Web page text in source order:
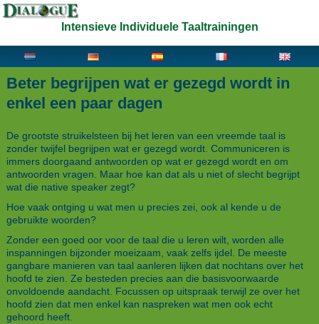
Intensieve Individuele Taaltrainingen
Beter begrijpen wat er gezegd wordt in
enkel een paar dagen
De grootste struikelsteen bij het leren van een vreemde taal is
zonder twijfel begrijpen wat er gezegd wordt. Communiceren is
immers doorgaand antwoorden op wat er gezegd wordt en om
antwoorden vragen. Maar hoe kan dat als u niet of slecht begrijpt
wat die native speaker zegt?
Hoe vaak ontging u wat men u precies zei, ook al kende u de
gebruikte woorden?
Zonder een goed oor voor de taal die u leren wilt, worden alle
inspanningen bijzonder moeizaam, vaak zelfs ijdel. De meeste
gangbare manieren van taal aanleren lijken dat nochtans over het
hoofd te zien. Ze besteden precies aan die basisvoorwaarde
onvoldoende aandacht. Focussen op uitspraak terwijl ze over het
hoofd zien dat men enkel kan naspreken wat men ook echt
gehoord heeft.